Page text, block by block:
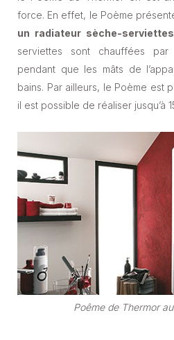
force. En effet, le Poème
un radiateur sèche-serviettes
serviettes sont chauffées
pendant que les mâts de
bains. Par ailleurs, le Poème est
il est possible de réaliser jusqu’à
Poême de Thermor